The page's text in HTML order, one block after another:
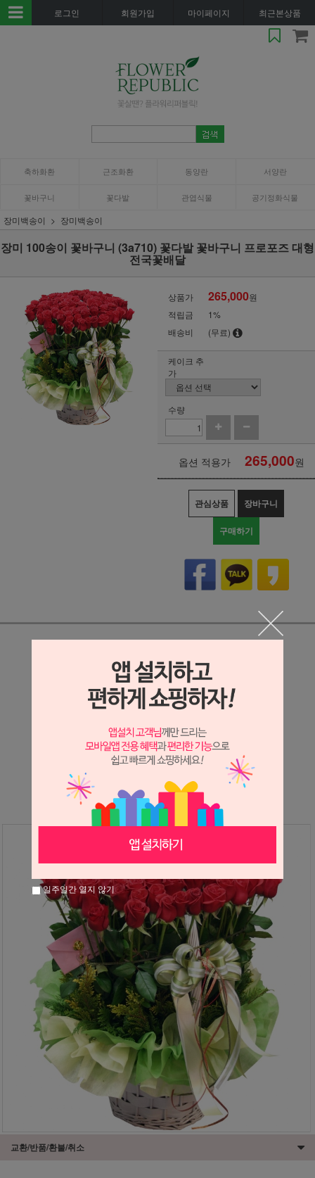
로그인 회원가입 마이페이지 최근본상품
축하화환 근조화환 동양란 서양란
꽃바구니 꽃다발 관엽식물 공기정화식물
장미백송이 장미백송이
장미 100송이 꽃바구니 (3a710) 꽃다발 꽃바구니 프로포즈 대형
전국꽃배달
상품가 265,000원
적립금
1%
배송비
(무료)
케이크 추
가
수량
옵션 적용가 265,000원
관심상품 장바구니
구매하기
상세정보 새창 열기
상세 정보를 확대해 보실 수 있습니다.
※ 필독해주세요 ※
는 시세 변동에 따라 가격이 달라질 수 있으니
문의 후 주문 바랍니다.
교환/반품/환불/취소
일주일간 열지 않기